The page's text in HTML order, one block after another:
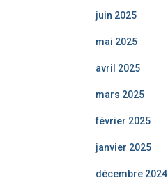
juin 2025
mai 2025
avril 2025
mars 2025
février 2025
janvier 2025
décembre 2024